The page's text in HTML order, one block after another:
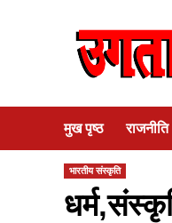
मुख पृष्ठ राजनीति
भारतीय संस्कृति